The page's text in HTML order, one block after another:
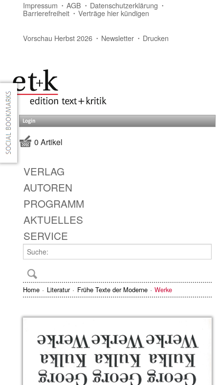
Impressum AGB Datenschutzerklärung
Barrierefreiheit Verträge hier kündigen
Vorschau Herbst 2026 Newsletter Drucken
Login
0 Artikel
VERLAG
AUTOREN
PROGRAMM
AKTUELLES
SERVICE
Home Literatur Frühe Texte der Moderne Werke